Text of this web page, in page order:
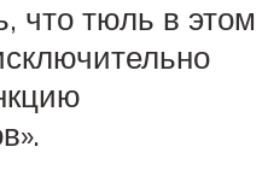
что тюль в этом